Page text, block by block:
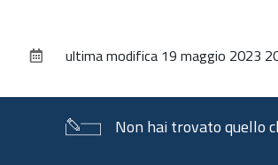
documentoultima modifica 19 maggio 2023
Non hai trovato quello